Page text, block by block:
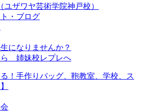
ユザワヤ芸術学院神戸校）
・ブログ
になりませんか？
ら 姉妹校レプレへ
！手作りバッグ、鞄教室、学校、ス